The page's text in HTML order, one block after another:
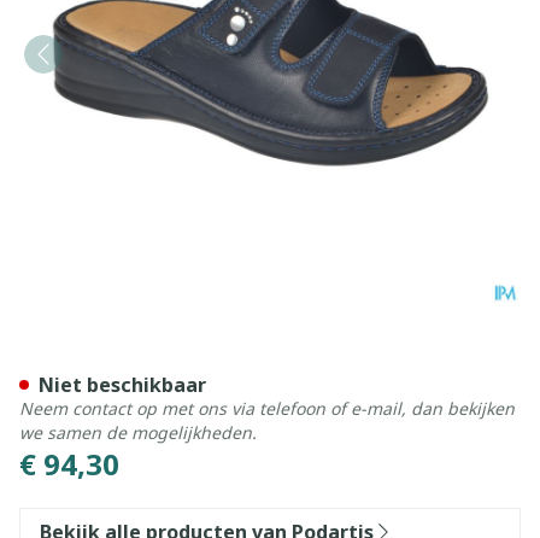
€ 94,30
Niet beschikbaar
Neem contact op met ons via telefoon of e-mail, dan bekijken
we samen de mogelijkheden.
Bekijk alle producten van Podartis